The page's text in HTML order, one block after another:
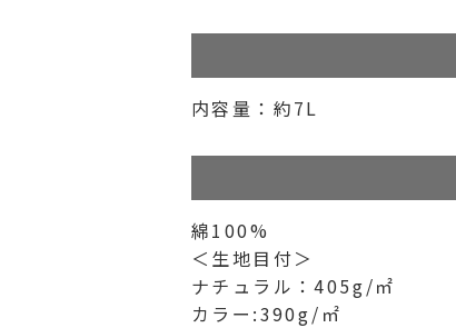
内容量：約7L
綿100%
＜生地目付＞
ナチュラル：405g/㎡
カラー:390g/㎡